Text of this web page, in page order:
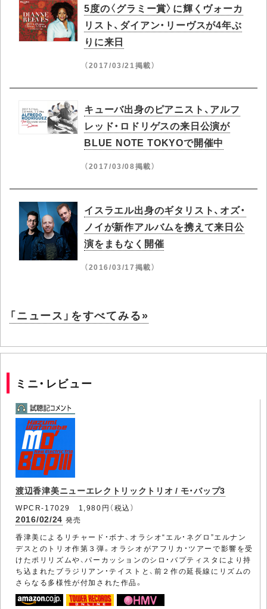
5度の〈グラミー賞〉に輝くヴォーカ
リスト、ダイアン・リーヴスが4年ぶ
りに来日
（2017/03/21掲載）
キューバ出身のピアニスト、アルフ
レッド・ロドリゲスの来日公演が
BLUE NOTE TOKYOで開催中
（2017/03/08掲載）
イスラエル出身のギタリスト、オズ・
ノイが新作アルバムを携えて来日公
演をまもなく開催
（2016/03/17掲載）
「ニュース」をすべてみる»
ミニ・レビュー
渡辺香津美ニューエレクトリックトリオ / モ・バップ3
WPCR-17029 1,980円（税込）
2016/02/24 発売
香津美によるリチャード・ボナ、オラシオ“エル・ネグロ”エルナン
デスとのトリオ作第３弾。オラシオがアフリカ・ツアーで影響を受
けたポリリズムや、パーカッションのシロ・バプティスタにより持
ち込まれたブラジリアン・テイストと、前２作の延長線にリズムの
さらなる多様性が付加された作品。